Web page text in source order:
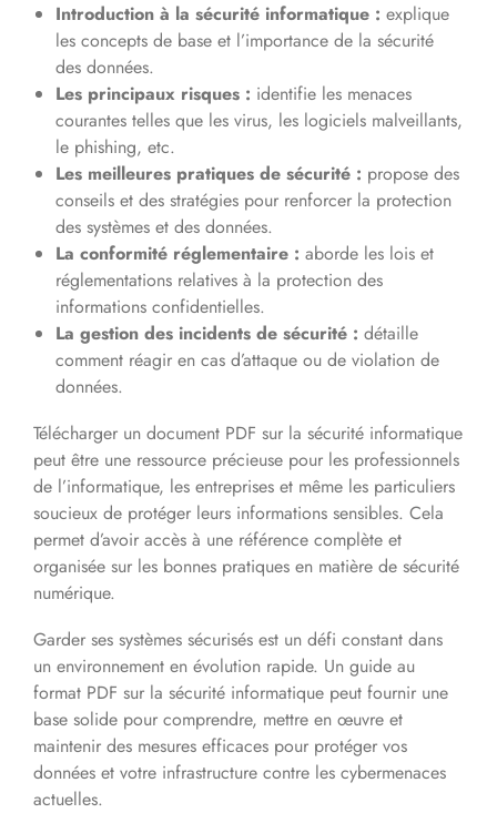
Introduction à la sécurité informatique : explique
les concepts de base et l’importance de la sécurité
des données.
Les principaux risques : identifie les menaces
courantes telles que les virus, les logiciels malveillants,
le phishing, etc.
Les meilleures pratiques de sécurité : propose des
conseils et des stratégies pour renforcer la protection
des systèmes et des données.
La conformité réglementaire : aborde les lois et
réglementations relatives à la protection des
informations confidentielles.
La gestion des incidents de sécurité : détaille
comment réagir en cas d’attaque ou de violation de
données.
Télécharger un document PDF sur la sécurité informatique
peut être une ressource précieuse pour les professionnels
de l’informatique, les entreprises et même les particuliers
soucieux de protéger leurs informations sensibles. Cela
permet d’avoir accès à une référence complète et
organisée sur les bonnes pratiques en matière de sécurité
numérique.
Garder ses systèmes sécurisés est un défi constant dans
un environnement en évolution rapide. Un guide au
format PDF sur la sécurité informatique peut fournir une
base solide pour comprendre, mettre en œuvre et
maintenir des mesures efficaces pour protéger vos
données et votre infrastructure contre les cybermenaces
actuelles.